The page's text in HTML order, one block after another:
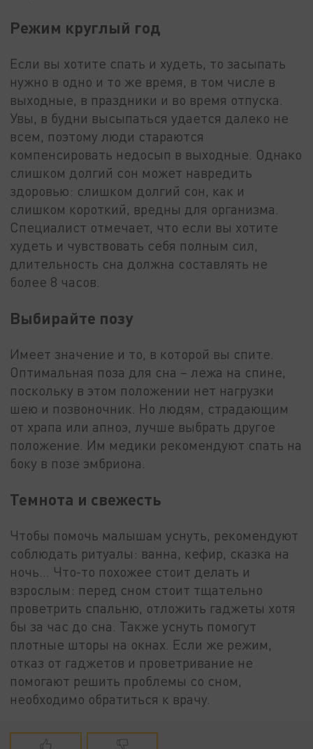
Режим круглый год
Если вы хотите спать и худеть, то засыпать
нужно в одно и то же время, в том числе в
выходные, в праздники и во время отпуска.
Увы, в будни высыпаться удается далеко не
всем, поэтому люди стараются
компенсировать недосып в выходные. Однако
слишком долгий сон может навредить
здоровью: слишком долгий сон, как и
слишком короткий, вредны для организма.
Специалист отмечает, что если вы хотите
худеть и чувствовать себя полным сил,
длительность сна должна составлять не
более 8 часов.
Выбирайте позу
Имеет значение и то, в которой вы спите.
Оптимальная поза для сна – лежа на спине,
поскольку в этом положении нет нагрузки
шею и позвоночник. Но людям, страдающим
от храпа или апноэ, лучше выбрать другое
положение. Им медики рекомендуют спать на
боку в позе эмбриона.
Темнота и свежесть
Чтобы помочь малышам уснуть, рекомендуют
соблюдать ритуалы: ванна, кефир, сказка на
ночь… Что-то похожее стоит делать и
взрослым: перед сном стоит тщательно
проветрить спальню, отложить гаджеты хотя
бы за час до сна. Также уснуть помогут
плотные шторы на окнах. Если же режим,
отказ от гаджетов и проветривание не
помогают решить проблемы со сном,
необходимо обратиться к врачу.